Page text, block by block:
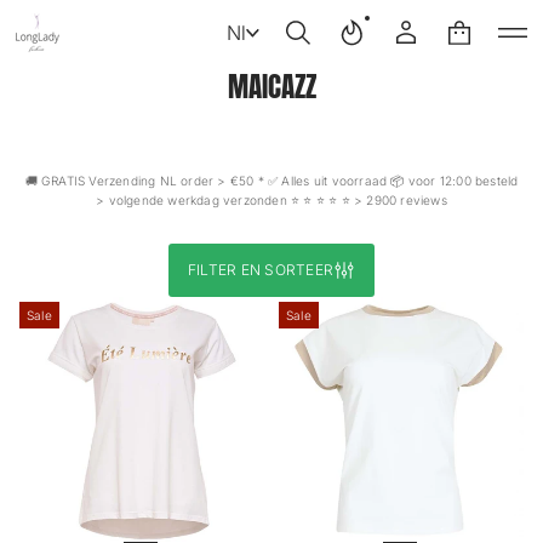
Nl
MAICAZZ
🚚 GRATIS Verzending NL order > €50 * ✅ Alles uit voorraad 📦 voor 12:00 besteld
> volgende werkdag verzonden ⭐️ ⭐️ ⭐️ ⭐️ ⭐️ > 2900 reviews
FILTER EN SORTEER
Sale Sale